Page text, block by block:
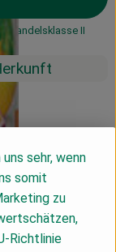
Handelsklasse II
sehr, wenn
somit
zu
Richtlinie